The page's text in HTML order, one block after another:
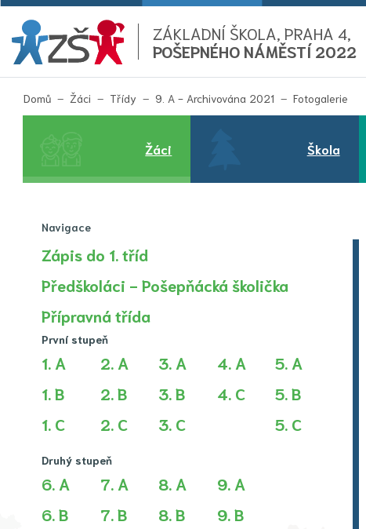
ZÁKLADNÍ ŠKOLA, PRAHA 4,
POŠEPNÉHO NÁMĚSTÍ 2022
Domů Žáci Třídy 9. A - Archivována 2021 Fotogalerie
Žáci Škola
Navigace
Zápis do 1. tříd
Předškoláci - Pošepňácká školička
Přípravná třída
První stupeň
1. A
1. B
1. C
2. A
2. B
2. C
3. A
3. B
3. C
4. A
4. C
5. A
5. B
5. C
Druhý stupeň
6. A
6. B
7. A
7. B
8. A
8. B
9. A
9. B